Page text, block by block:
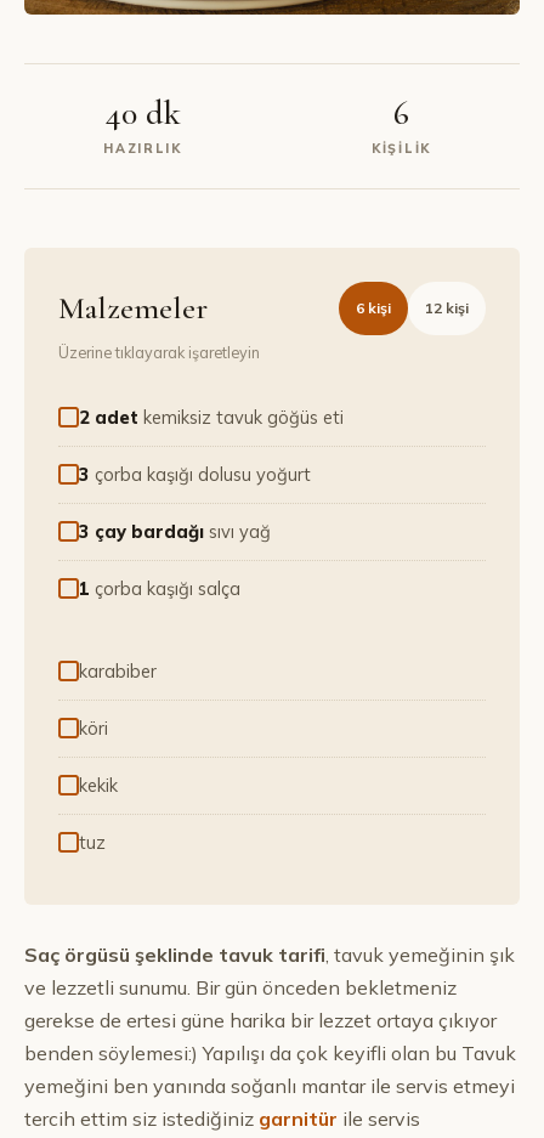
40 dk
HAZIRLIK
6
KIŞILIK
Malzemeler 6 kişi 12 kişi
Üzerine tıklayarak işaretleyin
2 adet kemiksiz tavuk göğüs eti
3 çorba kaşığı dolusu yoğurt
3 çay bardağı sıvı yağ
1 çorba kaşığı salça
karabiber
köri
kekik
tuz
Saç örgüsü şeklinde tavuk tarifi, tavuk yemeğinin şık
ve lezzetli sunumu. Bir gün önceden bekletmeniz
gerekse de ertesi güne harika bir lezzet ortaya çıkıyor
benden söylemesi:) Yapılışı da çok keyifli olan bu Tavuk
yemeğini ben yanında soğanlı mantar ile servis etmeyi
tercih ettim siz istediğiniz garnitür ile servis